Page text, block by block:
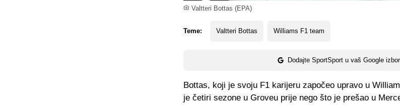
Valtteri Bottas (EPA)
Teme: Valtteri Bottas Williams F1 team
Dodajte SportSport u vaš Google izbor
Bottas, koji je svoju F1 karijeru započeo upravo u
je četiri sezone u Groveu prije nego što je prešao u